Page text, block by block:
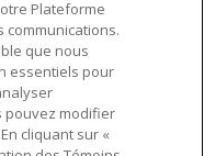
Plateforme
communications.
que nous
essentiels pour
pouvez modifier
cliquant sur «